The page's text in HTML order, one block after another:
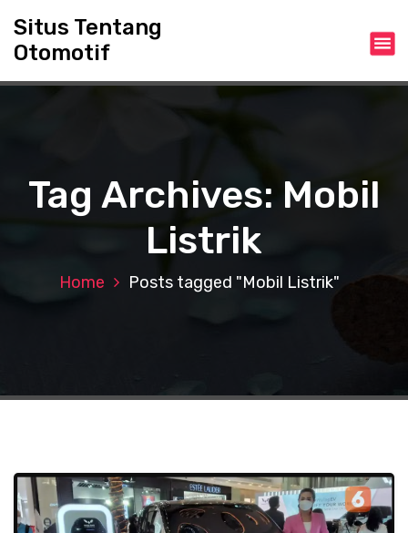
t
Situs Tentang
Otomotif
Tag Archives: Mobil
Listrik
Home Posts tagged "Mobil Listrik"